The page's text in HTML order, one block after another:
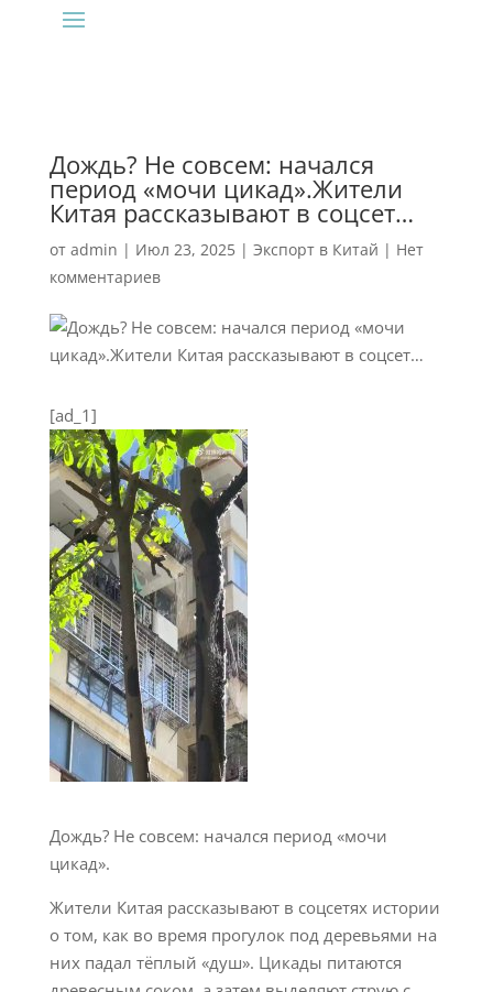
Дождь? Не совсем: начался
период «мочи цикад».Жители
Китая рассказывают в соцсет…
от admin | Июл 23, 2025| Экспорт в Китай | Нет
комментариев
[ad_1]
Дождь? Не совсем: начался период «мочи
цикад».
Жители Китая рассказывают в соцсетях истории
о том, как во время прогулок под деревьями на
них падал тёплый «душ». Цикады питаются